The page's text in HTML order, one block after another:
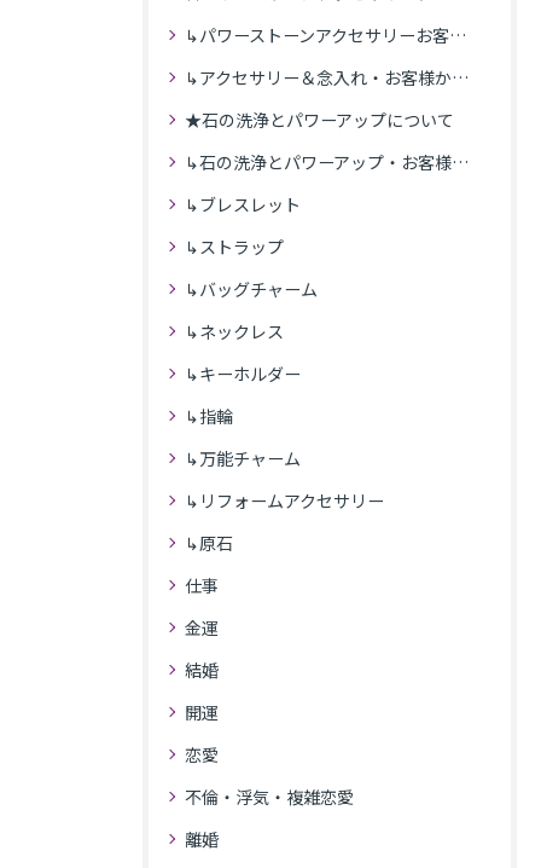
↳パワーストーンアクセサリーお客様の発送商品一覧
↳アクセサリー＆念入れ・お客様からの感想
★石の洗浄とパワーアップについて
↳石の洗浄とパワーアップ・お客様の感想
↳ブレスレット
↳ストラップ
↳バッグチャーム
↳ネックレス
↳キーホルダー
↳指輪
↳万能チャーム
↳リフォームアクセサリー
↳原石
仕事
金運
結婚
開運
恋愛
不倫・浮気・複雑恋愛
離婚